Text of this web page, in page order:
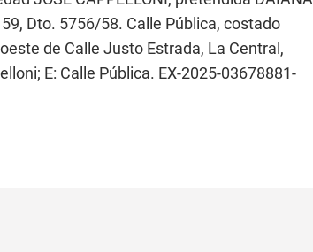
Dto. 5756/58. Calle Pública, costado
de Calle Justo Estrada, La Central,
E: Calle Pública. EX-2025-03678881-